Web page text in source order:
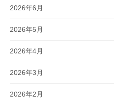
2026年6月
2026年5月
2026年4月
2026年3月
2026年2月